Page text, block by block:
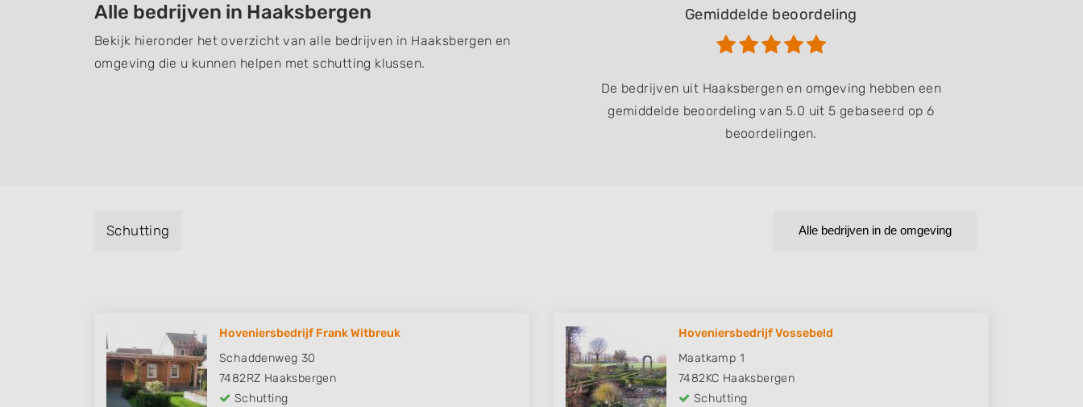
Alle bedrijven in Haaksbergen
Bekijk hieronder het overzicht van alle bedrijven in Haaksbergen en
omgeving die u kunnen helpen met schutting klussen.
Gemiddelde beoordeling
De bedrijven uit Haaksbergen en omgeving hebben een
gemiddelde beoordeling van 5.0 uit 5 gebaseerd op 6
beoordelingen.
Schutting Alle bedrijven in de omgeving
Hoveniersbedrijf Frank Witbreuk
Schaddenweg 30
7482RZ Haaksbergen
Schutting
Hoveniersbedrijf Vossebeld
Maatkamp 1
7482KC Haaksbergen
Schutting